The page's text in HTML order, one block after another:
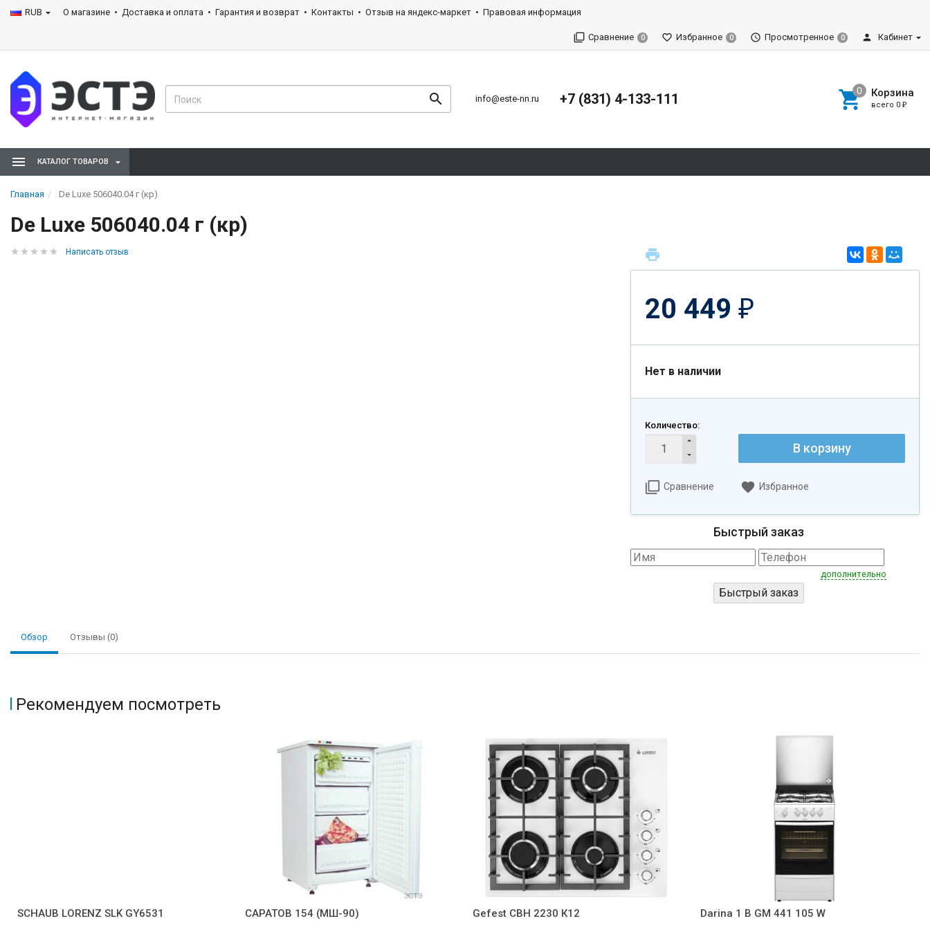
RUB О магазине Доставка и оплата Гарантия и возврат Контакты Отзыв на яндекс-маркет Правовая информация
Сравнение 0 Избранное 0 Просмотренное 0 Кабинет
info@este-nn.ru +7 (831) 4-133-111 Корзина
всего 0 ₽
КАТАЛОГ ТОВАРОВ
Главная De Luxe 506040.04 г (кр)
De Luxe 506040.04 г (кр)
Написать отзыв
20 449 ₽
Нет в наличии
Количество:
В корзину
Сравнение Избранное
Быстрый заказ
дополнительно
Обзор Отзывы (0)
Рекомендуем посмотреть
SCHAUB LORENZ SLK GY6531 САРАТОВ 154 (МШ-90) Gefest СВН 2230 К12 Darina 1 B GM 441 105 W